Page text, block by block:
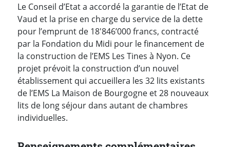
Le Conseil d’Etat a accordé la garantie de l’Etat de
Vaud et la prise en charge du service de la dette
pour l’emprunt de 18'846’000 francs, contracté
par la Fondation du Midi pour le financement de
la construction de l’EMS Les Tines à Nyon. Ce
projet prévoit la construction d’un nouvel
établissement qui accueillera les 32 lits existants
de l’EMS La Maison de Bourgogne et 28 nouveaux
lits de long séjour dans autant de chambres
individuelles.